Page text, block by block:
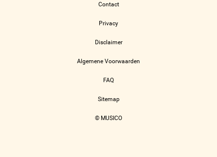
Contact
Privacy
Disclaimer
Algemene Voorwaarden
FAQ
Sitemap
© MUSICO